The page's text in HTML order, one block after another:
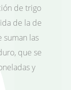
de trigo
de la de
suman las
que se
y